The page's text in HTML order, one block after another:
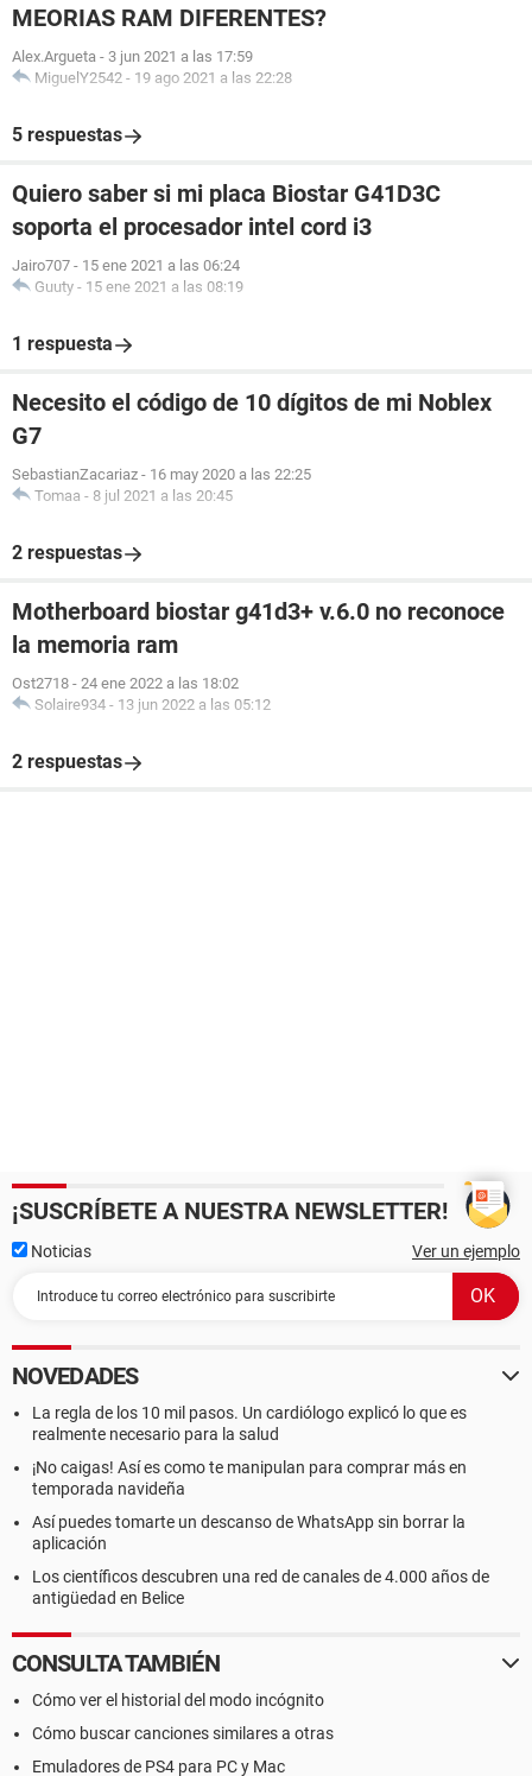
MEORIAS RAM DIFERENTES?
Alex.Argueta - 3 jun 2021 a las 17:59
MiguelY2542 - 19 ago 2021 a las 22:28
5 respuestas
Quiero saber si mi placa Biostar G41D3C
soporta el procesador intel cord i3
Jairo707 - 15 ene 2021 a las 06:24
Guuty - 15 ene 2021 a las 08:19
1 respuesta
Necesito el código de 10 dígitos de mi Noblex
G7
SebastianZacariaz - 16 may 2020 a las 22:25
Tomaa - 8 jul 2021 a las 20:45
2 respuestas
Motherboard biostar g41d3+ v.6.0 no reconoce
la memoria ram
Ost2718 - 24 ene 2022 a las 18:02
Solaire934 - 13 jun 2022 a las 05:12
2 respuestas
¡SUSCRÍBETE A NUESTRA NEWSLETTER!
Noticias Ver un ejemplo
NOVEDADES
La regla de los 10 mil pasos. Un cardiólogo explicó lo que es
realmente necesario para la salud
¡No caigas! Así es como te manipulan para comprar más en
temporada navideña
Así puedes tomarte un descanso de WhatsApp sin borrar la
aplicación
Los científicos descubren una red de canales de 4.000 años de
antigüedad en Belice
CONSULTA TAMBIÉN
Cómo ver el historial del modo incógnito
Cómo buscar canciones similares a otras
Emuladores de PS4 para PC y Mac